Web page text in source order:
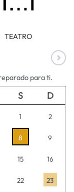
TEATRO
para ti.
S D
1 2
8 9
15 16
22 23